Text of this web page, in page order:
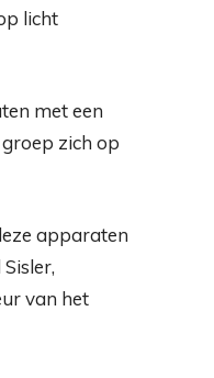
licht
met een
zich op
apparaten
van het